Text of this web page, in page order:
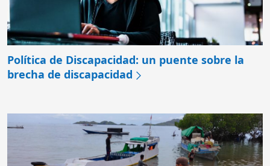
Política de Discapacidad: un puente sobre la
brecha de discapacidad